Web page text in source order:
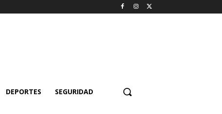
DEPORTES SEGURIDAD